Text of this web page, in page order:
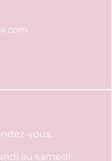
vous.
au samedi